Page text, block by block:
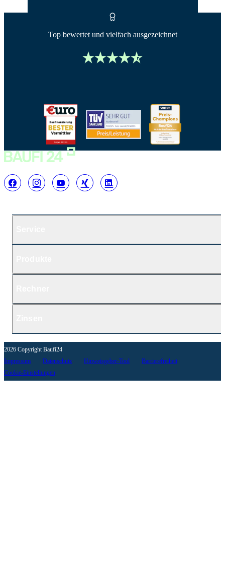
Top bewertet und vielfach ausgezeichnet
2026 Copyright Baufi24
Impressum
Datenschutz Hinweisgeber-Tool
Barrierefreiheit
Cookie-Einstellungen